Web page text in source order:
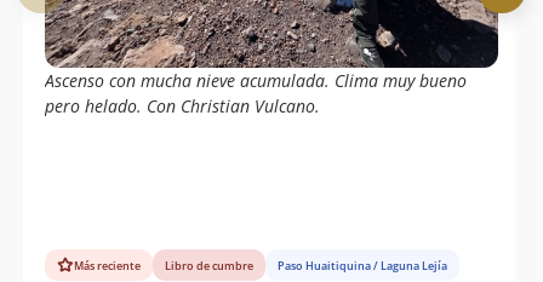
Ascenso con mucha nieve acumulada. Clima muy bueno
pero helado. Con Christian Vulcano.
Más reciente Libro de cumbre Paso Huaitiquina / Laguna Lejía